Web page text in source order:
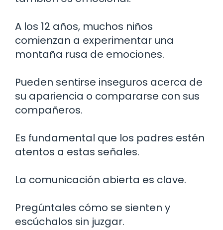
A los 12 años, muchos niños
comienzan a experimentar una
montaña rusa de emociones.
Pueden sentirse inseguros acerca de
su apariencia o compararse con sus
compañeros.
Es fundamental que los padres estén
atentos a estas señales.
La comunicación abierta es clave.
Pregúntales cómo se sienten y
escúchalos sin juzgar.